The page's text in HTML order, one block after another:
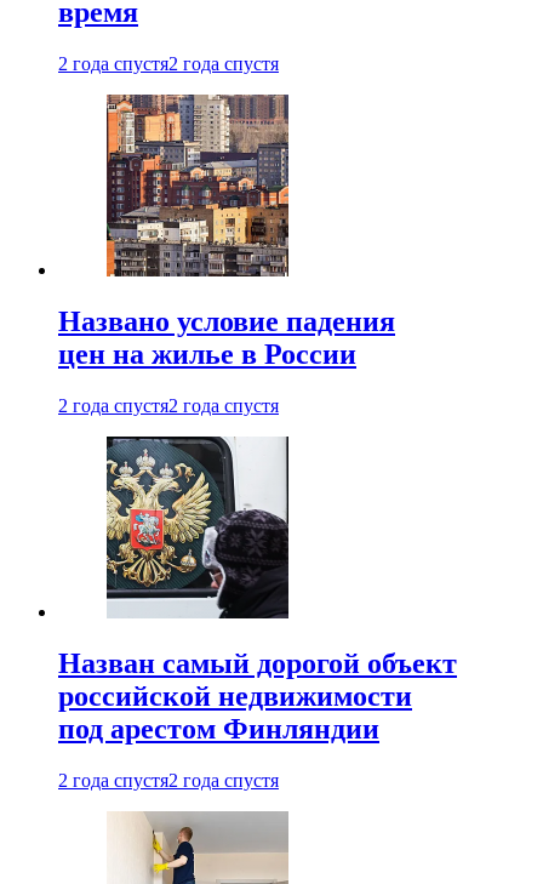
время
2 года спустя2 года спустя
Названо условие падения
цен на жилье в России
2 года спустя2 года спустя
Назван самый дорогой объект
российской недвижимости
под арестом Финляндии
2 года спустя2 года спустя